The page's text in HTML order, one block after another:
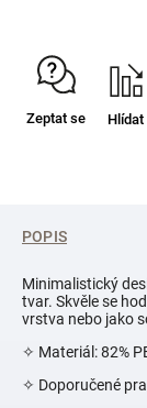
Zeptat se Hlídat
POPIS
Minimalistický
tvar. Skvěle se
vrstva nebo jako
✧ Materiál: 82%
✧ Doporučené